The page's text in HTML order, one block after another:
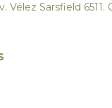
Vélez Sarsfield 6511.